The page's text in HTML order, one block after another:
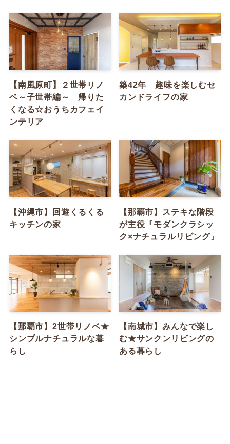
【南風原町】２世帯リノ
ベ～子世帯編～ 帰りた
くなる☆おうちカフェイ
ンテリア
築42年 趣味を楽しむセ
カンドライフの家
【沖縄市】回遊くるくる
キッチンの家
【那覇市】ステキな階段
が主役『モダンクラシッ
ク×ナチュラルリビング』
【那覇市】2世帯リノベ★
シンプルナチュラルな暮
らし
【南城市】みんなで楽し
む★サンクンリビングの
ある暮らし